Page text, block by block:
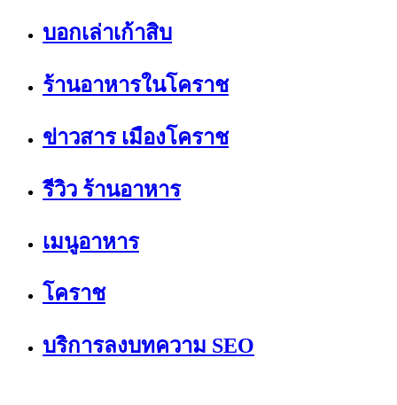
บอกเล่าเก้าสิบ
ร้านอาหารในโคราช
ข่าวสาร เมืองโคราช
รีวิว ร้านอาหาร
เมนูอาหาร
โคราช
บริการลงบทความ SEO